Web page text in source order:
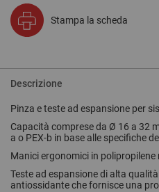
Stampa la scheda
Descrizione
Pinza e teste ad espansione per
Capacità comprese da Ø 16 a 32
a o PEX-b in base alle specifiche
Manici ergonomici in
Teste ad espansione di alta
antiossidante che fornisce una